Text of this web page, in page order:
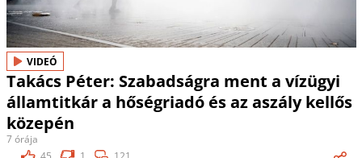
VIDEÓ
Takács Péter: Szabadságra ment a vízügyi
államtitkár a hőségriadó és az aszály kellős
közepén
7 órája